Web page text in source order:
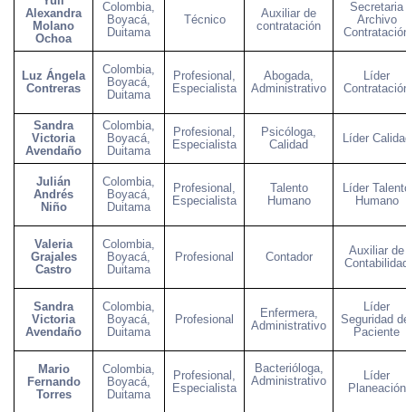
Alexandra
Molano
Ochoa
Colombia,
Boyacá,
Duitama
Técnico
Auxiliar de
contratación
Secretaria
Archivo
Luz Ángela
Contreras
Colombia,
Boyacá,
Duitama
Profesional,
Especialista
Abogada,
Administrativo
Líder
Sandra
Victoria
Avendaño
Colombia,
Boyacá,
Duitama
Profesional,
Especialista
Psicóloga,
Calidad
Líder
Julián
Andrés
Niño
Colombia,
Boyacá,
Duitama
Profesional,
Especialista
Talento
Humano
Líder
Humano
Valeria
Grajales
Castro
Colombia,
Boyacá,
Duitama
Profesional Contador
Auxiliar de
Sandra
Victoria
Avendaño
Colombia,
Boyacá,
Duitama
Profesional
Enfermera,
Administrativo
Líder
Seguridad
Paciente
Mario
Fernando
Torres
Colombia,
Boyacá,
Duitama
Profesional,
Especialista
Bacterióloga,
Administrativo
Líder
Planeación